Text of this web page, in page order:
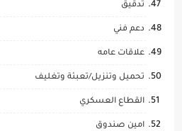
تدقيق
دعم فني
علاقات عامه
تحميل وتنزيل/تعبئة وتغليف
القطاع العسكري
امين صندوق